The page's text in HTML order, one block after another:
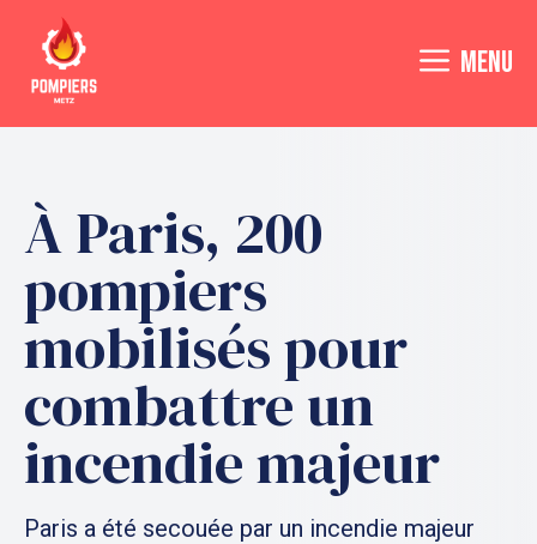
contenu
MENU
À Paris, 200
pompiers
mobilisés pour
combattre un
incendie majeur
Paris a été secouée par un incendie majeur